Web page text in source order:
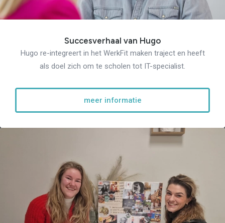
Succesverhaal van Hugo
Hugo re-integreert in het WerkFit maken traject en heeft
als doel zich om te scholen tot IT-specialist.
meer informatie